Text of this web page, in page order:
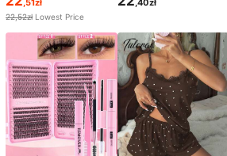
,51zł
22,52zł Lowest Price
,40zł